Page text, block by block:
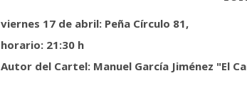
viernes 17 de abril: Peña Círculo 81,
horario: 21:30 h
Autor del Cartel: Manuel García Jiménez "El